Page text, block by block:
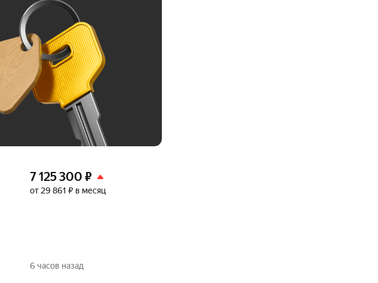
7 125 300 ₽
от 29 861 ₽ в месяц
6 часов назад